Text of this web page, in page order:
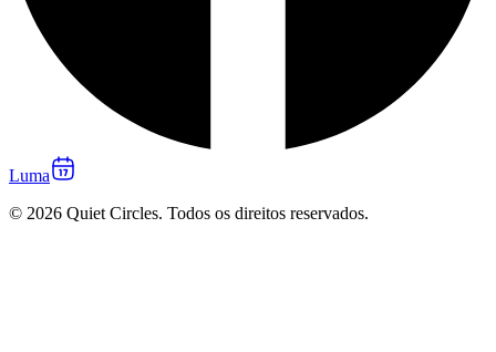
Luma
© 2026 Quiet Circles. Todos os direitos reservados.